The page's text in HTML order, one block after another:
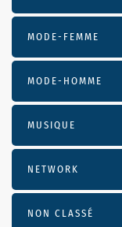
MODE-FEMME
MODE-HOMME
MUSIQUE
NETWORK
NON CLASSÉ